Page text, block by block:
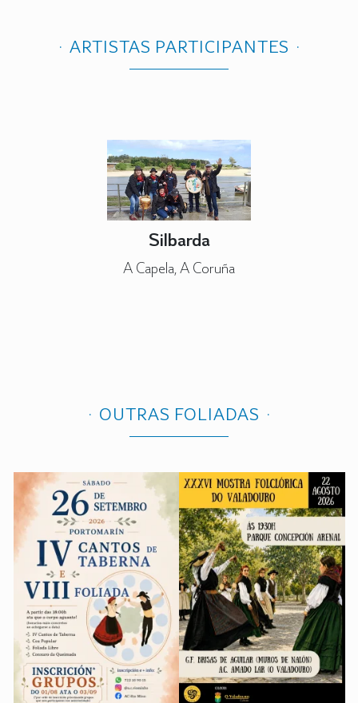
ARTISTAS PARTICIPANTES
Silbarda
A Capela, A Coruña
OUTRAS FOLIADAS